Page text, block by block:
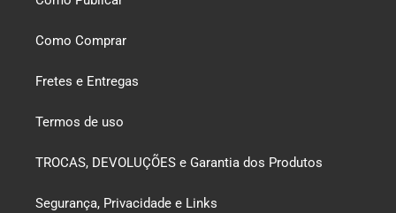
Como Comprar
Fretes e Entregas
Termos de uso
TROCAS, DEVOLUÇÕES e Garantia dos Produtos
Segurança, Privacidade e Links